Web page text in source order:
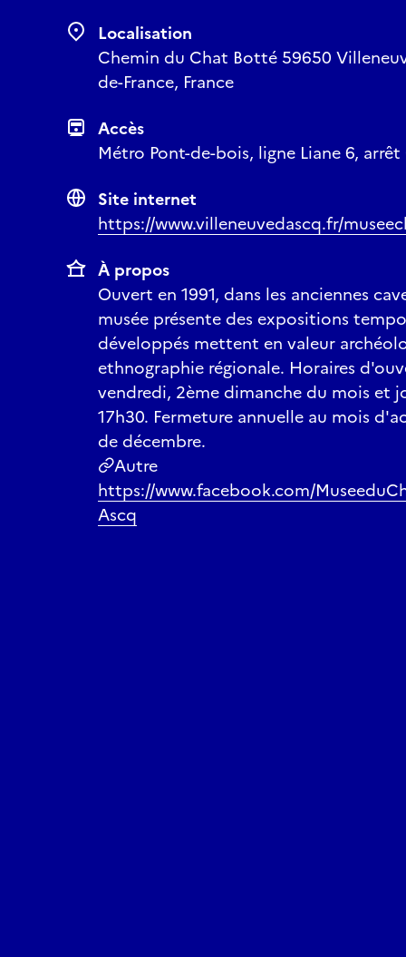
Localisation
Chemin du Chat Botté 59650
de-France, France
Accès
Métro Pont-de-bois, ligne Liane 6,
Site internet
https://www.villeneuvedascq.fr/
À propos
Ouvert en 1991, dans les anciennes
musée présente des expositions
développés mettent en valeur
ethnographie régionale. Horaires
vendredi, 2ème dimanche du mois et
17h30. Fermeture annuelle au mois
de décembre.
Autre
https://www.facebook.com/
Ascq